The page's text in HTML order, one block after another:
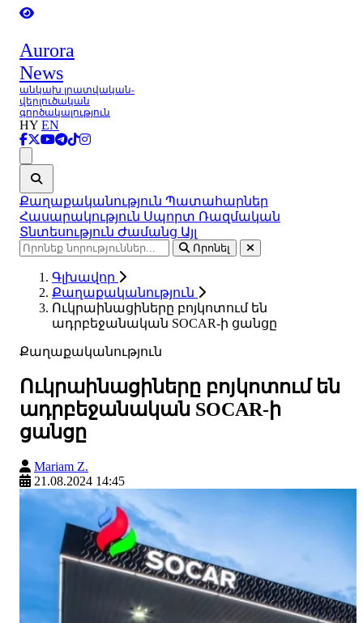
Aurora
News
անկախ լրատվական-
վերլուծական
գործակալություն
HY EN
Քաղաքականություն Պատահարներ
Հասարակություն Սպորտ Ռազմական
Տնտեսություն Ժամանց Այլ
Որոնել
Գլխավոր
Քաղաքականություն
Ուկրաինացիները բոյկոտում են
ադրբեջանական SOCAR-ի ցանցը
Քաղաքականություն
Ուկրաինացիները բոյկոտում են
ադրբեջանական SOCAR-ի
ցանցը
Mariam Z.
21.08.2024 14:45